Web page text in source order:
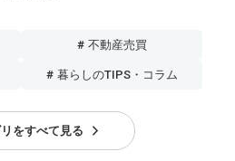
# 不動産売買
# 暮らしのTIPS・コラム
をすべて見る